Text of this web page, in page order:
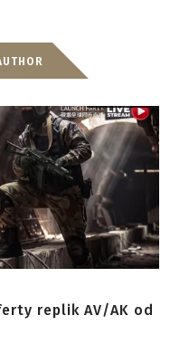
replik AV/AK od